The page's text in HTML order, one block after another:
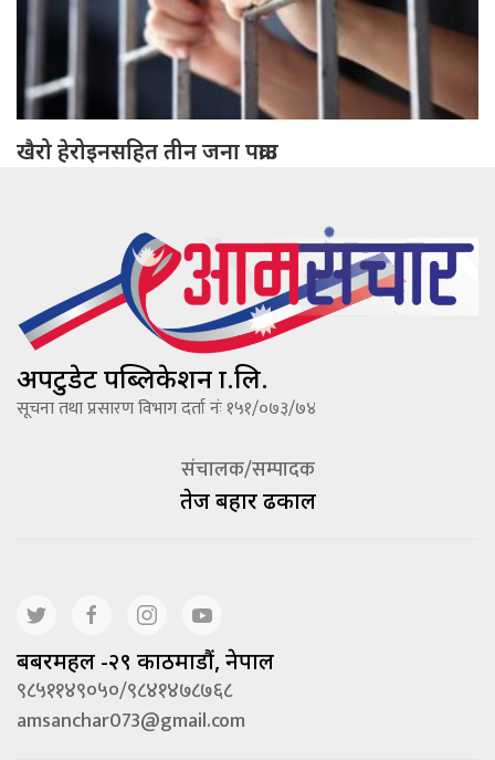
खैरो हेरोइनसहित तीन जना पक्राउ
अपटुडेट पब्लिकेशन प्रा.लि.
सूचना तथा प्रसारण विभाग दर्ता नंः १५१/०७३/७४
संचालक/सम्पादक
तेज बहादूर ढकाल
बबरमहल -२९ काठमाडौं, नेपाल
९८५११४९०५०/९८४१४७८७६८
amsanchar073@gmail.com